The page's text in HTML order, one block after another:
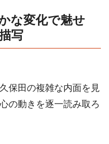
な変化で魅せ
写
保田の複雑な内面を見
の動きを逐一読み取ろ